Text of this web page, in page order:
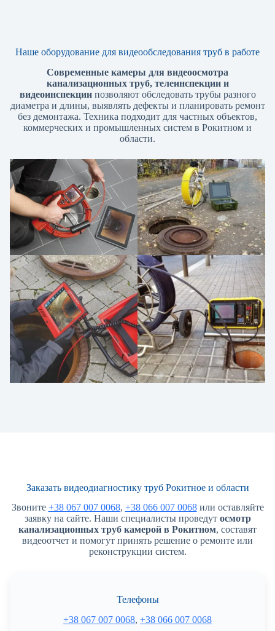
Наше оборудование для видеообследования труб в работе
Современные камеры для видеоосмотра
канализационных труб, телеинспекции и
видеоинспекциипозволяют обследовать трубы разного
диаметра и длины, выявлять дефекты и планировать ремонт
без демонтажа. Техника подходит для частных объектов,
коммерческих и промышленных систем в Рокитном и
области.
Заказать видеодиагностику труб Рокитное и области
Звоните +38 067 007 0068, +38 066 007 0068или оставляйте
заявку на сайте. Наши специалисты проведут осмотр
канализационных труб камерой в Рокитном, составят
видеоотчет и помогут принять решение о ремонте или
реконструкции систем.
Телефоны
+38 067 007 0068, +38 066 007 0068